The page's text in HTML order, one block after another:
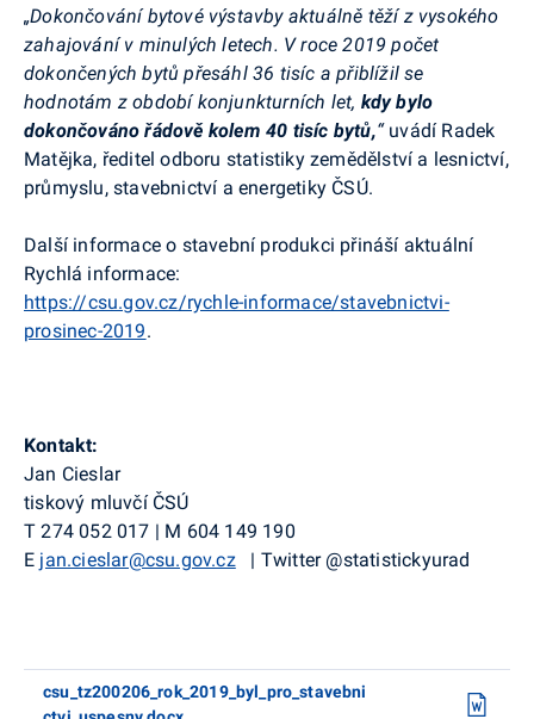
„Dokončování bytové výstavby aktuálně těží z vysokého
zahajování v minulých letech. V roce 2019 počet
dokončených bytů přesáhl 36 tisíc a přiblížil se
hodnotám z období konjunkturních let, kdy bylo
dokončováno řádově kolem 40 tisíc bytů,“uvádí Radek
Matějka, ředitel odboru statistiky zemědělství a lesnictví,
průmyslu, stavebnictví a energetiky ČSÚ.
Další informace o stavební produkci přináší aktuální
Rychlá informace:
https://csu.gov.cz/rychle-informace/stavebnictvi-
prosinec-2019.
Kontakt:
Jan Cieslar
tiskový mluvčí ČSÚ
T 274 052 017 | M 604 149 190
E jan.cieslar@csu.gov.cz | Twitter@statistickyurad
csu_tz200206_rok_2019_byl_pro_stavebni